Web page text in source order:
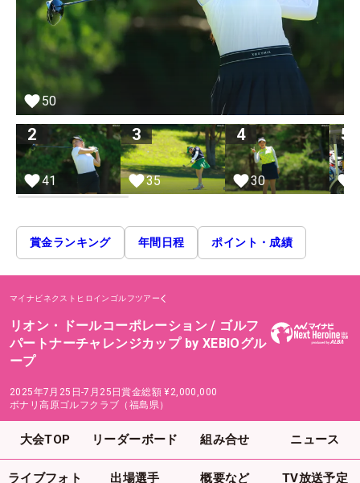
50
2
41
3
35
4
30
5
賞金ランキング 年間日程 ポイント・成績
マイナビネクストヒロインゴルフツアー
リオン・ドールコーポレーション / ゴルフ
パートナーチャレンジカップ by XEBIOグル
ープ
2025年7月25日-7月25日賞金総額 ¥2,000,000
ボナリ高原ゴルフクラブ（福島県）
大会TOP リーダーボード 組み合せ ニュース
ライブフォト 出場選手 概要など TV放送予定